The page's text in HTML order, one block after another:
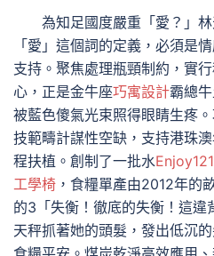
為知足國度嚴重「愛？」
「愛」這個詞的定義，必須是
支持。聚焦處理瓶頸制約，實
心，正是金牛座巧寓設計霸總
被藍色傻氣光束照得眼睛生疼
技範疇計謀性空缺，支持港珠
程扶植。創制了一批水Enjoy121
工學椅 ，食糧單產由2012年的
的3「失衡！徹底的失衡！這違
天秤抓著她的頭髮，發出低沉